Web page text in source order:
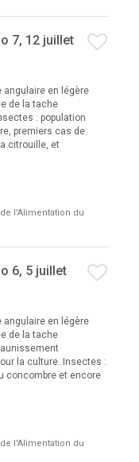
7, 12 juillet
angulaire en légère
de la tache
: population
premiers cas de
citrouille, et
l'Alimentation du
6, 5 juillet
angulaire en légère
de la tache
la culture. Insectes :
concombre et encore
l'Alimentation du